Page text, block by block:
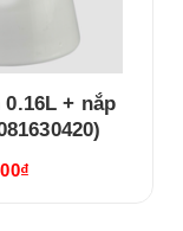
+ nắp